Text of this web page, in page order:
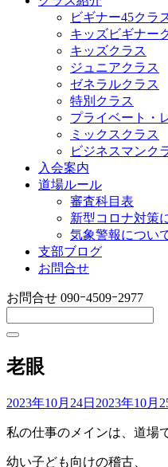
ビギナー45クラ
キッズビギナー
キッズクラス
ジュニアクラス
ゼネラルクラス
特別クラス
プライベート・
ミックスクラス
ビジネスマンク
入会案内
道場ルール
審査科目表
新型コロナ対策
気象警報につい
支部ブログ
お問合せ
お問合せ 090ｰ4509ｰ2977
老眼
2023年10月24日 2023年10月
私の仕事のメインは、道場
幼い子ども向けの稽古、